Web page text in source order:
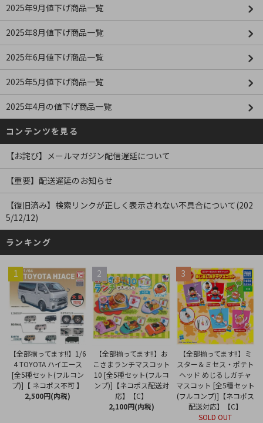
2025年9月値下げ商品一覧
2025年8月値下げ商品一覧
2025年6月値下げ商品一覧
2025年5月値下げ商品一覧
2025年4月の値下げ商品一覧
コンテンツを見る
【お詫び】メールマガジン配信遅延について
【重要】配送遅延のお知らせ
【復旧済み】検索リンクが正しく表示されない不具合について(202
5/12/12)
ランキング
1
【全部揃ってます!!】1/6
4 TOYOTA ハイエース
[全5種セット(フルコン
プ)]【 ネコポス不可 】
2,500円(内税)
2
【全部揃ってます!!】お
こさまランチマスコット
10 [全5種セット(フルコ
ンプ)]【ネコポス配送対
応】【C】
2,100円(内税)
3
【全部揃ってます!!】ミ
スター＆ミセス・ポテト
ヘッド めじるしガチャ
マスコット [全5種セット
(フルコンプ)]【ネコポス
配送対応】【C】
SOLD OUT